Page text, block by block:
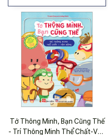
Tớ Thông Minh, Bạn Cũng Thế
- Trí Thông Minh Thể Chất-Vận